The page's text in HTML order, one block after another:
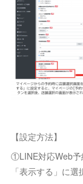
【設定方法】
①LINE対応Web予
「表示する」に選